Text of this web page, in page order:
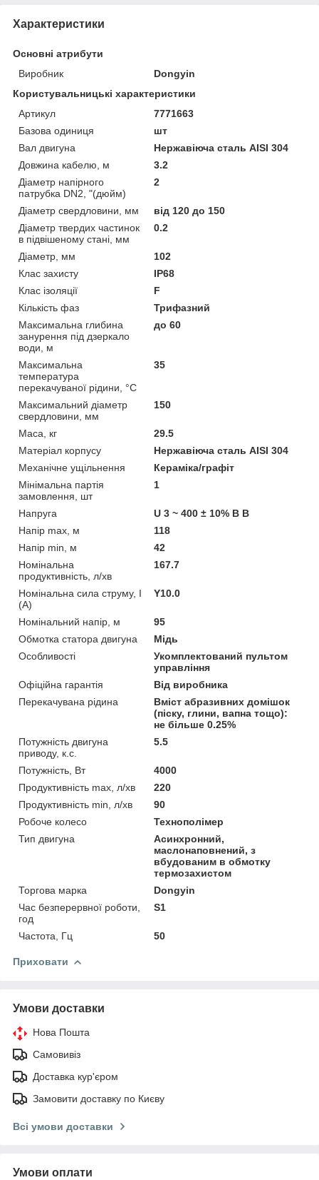
Характеристики
Основні атрибути
Виробник
Dongyin
Користувальницькі характеристики
Артикул
7771663
Базова одиниця
шт
Вал двигуна
Нержавіюча сталь AISI 304
Довжина кабелю, м
3.2
Діаметр напірного
патрубка DN2, "(дюйм)
2
Діаметр свердловини, мм
від 120 до 150
Діаметр твердих частинок
в підвішеному стані, мм
0.2
Діаметр, мм
102
Клас захисту
IP68
Клас ізоляції
F
Кількість фаз
Трифазний
Максимальна глибина
занурення під дзеркало
води, м
до 60
Максимальна
температура
перекачуваної рідини, °C
35
Максимальний діаметр
свердловини, мм
150
Маса, кг
29.5
Матеріал корпусу
Нержавіюча сталь AISI 304
Механічне ущільнення
Кераміка/графіт
Мінімальна партія
замовлення, шт
1
Напруга
U 3 ~ 400 ± 10% В В
Напір max, м
118
Напір min, м
42
Номінальна
продуктивність, л/хв
167.7
Номінальна сила струму, I
(А)
Y10.0
Номінальний напір, м
95
Обмотка статора двигуна
Мідь
Особливості
Укомплектований пультом
управління
Офіційна гарантія
Від виробника
Перекачувана рідина
Вміст абразивних домішок
(піску, глини, вапна тощо):
не більше 0.25%
Потужність двигуна
приводу, к.с.
5.5
Потужність, Вт
4000
Продуктивність max, л/хв
220
Продуктивність min, л/хв
90
Робоче колесо
Технополімер
Тип двигуна
Асинхронний,
маслонаповнений, з
вбудованим в обмотку
термозахистом
Торгова марка
Dongyin
Час безперервної роботи,
год
S1
Частота, Гц 50
Приховати
Умови доставки
Нова Пошта
Самовивіз
Доставка кур'єром
Замовити доставку по Києву
Всі умови доставки
Умови оплати